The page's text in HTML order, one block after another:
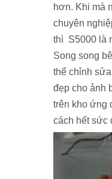
hơn. Khi mà
chuyên
thì S5000 là
Song song
thể chỉnh
đẹp cho ảnh
trên kho ứng
cách hết sức